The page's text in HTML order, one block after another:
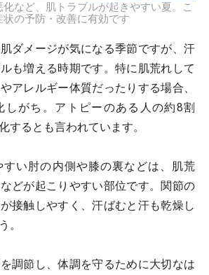
など、肌トラブルが起きやすい夏。こ
状の予防・改善に有効です
ダメージが気になる季節ですが、汗
も増える時期です。特に肌荒れして
アレルギー体質だったりする場合、
しがち。アトピーのある人の約8割
するとも言われています。
い肘の内側や膝の裏などは、肌荒
どが起こりやすい部位です。関節の
接触しやすく、汗ばむと汗も乾燥し
。
調節し、体調を守るために大切なは